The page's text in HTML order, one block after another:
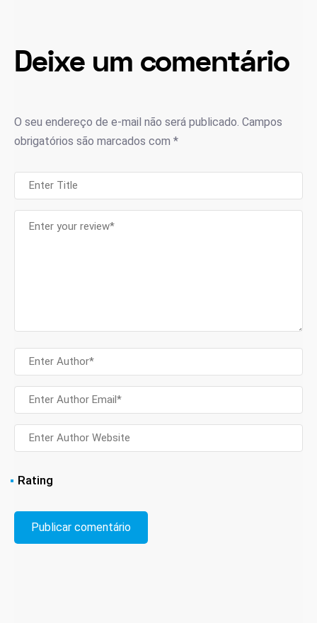
Deixe um comentário
O seu endereço de e-mail não será publicado. Campos
obrigatórios são marcados com *
Rating